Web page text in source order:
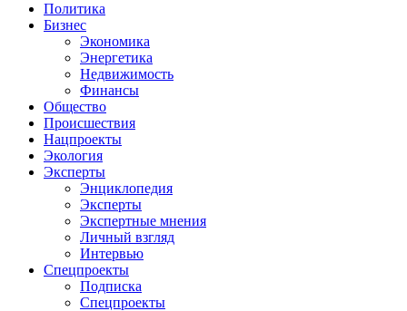
Политика
Бизнес
Экономика
Энергетика
Недвижимость
Финансы
Общество
Происшествия
Нацпроекты
Экология
Эксперты
Энциклопедия
Эксперты
Экспертные мнения
Личный взгляд
Интервью
Спецпроекты
Подписка
Спецпроекты